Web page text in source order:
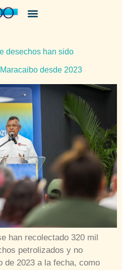
desechos han sido
desde 2023
han recolectado 320 mil
petrolizados y no
de 2023 a la fecha, como